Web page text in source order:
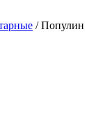
/ Популин